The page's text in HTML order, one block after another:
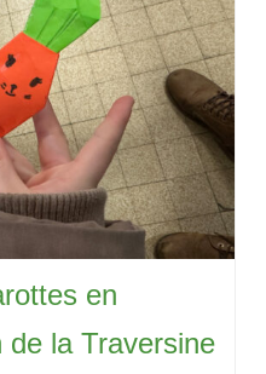
en
de la Traversine